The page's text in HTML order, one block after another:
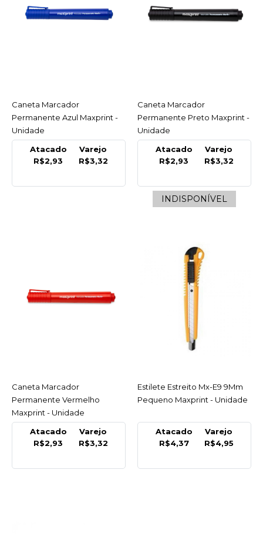
INDISPONÍVEL
Caneta Marca-Texto
Lumis Laranja 4Mm
Maxprint - Unidade
R$1,12
COMPRAR
Caneta Marcador
Permanente Azul
Maxprint - Unidade
COMPRAR
COMPARAR
LISTA DE DESEJO
MAXPRINT
Caneta Marcador
Maxprint - Unidade
ACESSAR
Caneta Marcador
Permanente Azul Maxprint -
Unidade
Atacado
R$2,93
Varejo
R$3,32
ACESSAR
Caneta Marcador
Permanente Preto Maxprint -
Unidade
Atacado
R$2,93
Varejo
R$3,32
INDISPONÍVEL
ACESSAR
Caneta Marcador
Permanente Vermelho
Maxprint - Unidade
Atacado
R$2,93
Varejo
R$3,32
ACESSAR
Estilete Estreito Mx-E9 9Mm
Pequeno Maxprint - Unidade
Atacado
R$4,37
Varejo
R$4,95